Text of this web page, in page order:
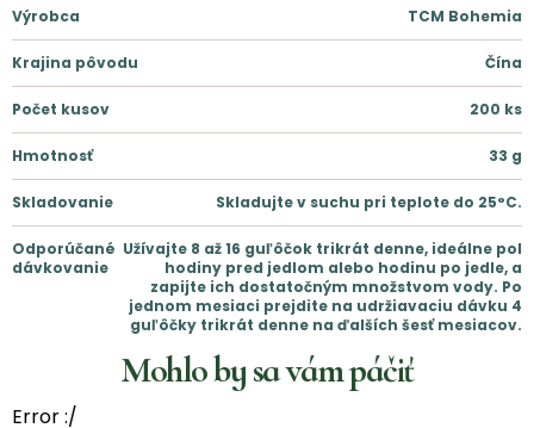
Výrobca TCM Bohemia
Krajina pôvodu Čína
Počet kusov 200 ks
Hmotnosť 33 g
Skladovanie Skladujte v suchu pri teplote do 25°C.
Odporúčané
dávkovanie
Užívajte 8 až 16 guľôčok trikrát denne, ideálne pol
hodiny pred jedlom alebo hodinu po jedle, a
zapijte ich dostatočným množstvom vody. Po
jednom mesiaci prejdite na udržiavaciu dávku 4
guľôčky trikrát denne na ďalších šesť mesiacov.
Mohlo by sa vám páčiť
Error :/